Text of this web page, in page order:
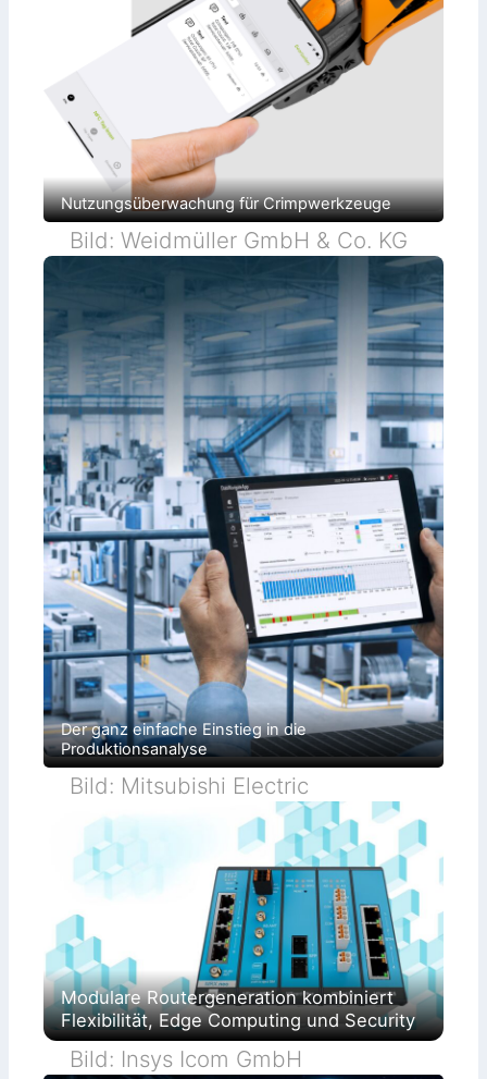
Nutzungsüberwachung für Crimpwerkzeuge
Bild: Weidmüller GmbH & Co. KG
Der ganz einfache Einstieg in die
Produktionsanalyse
Bild: Mitsubishi Electric
Modulare Routergeneration kombiniert
Flexibilität, Edge Computing und Security
Bild: Insys Icom GmbH